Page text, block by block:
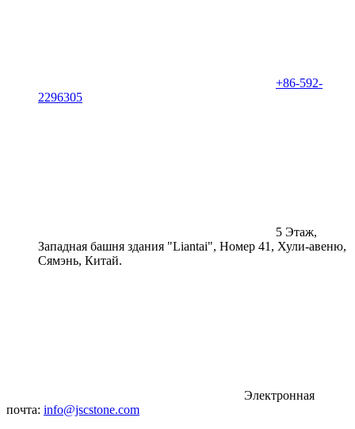
+86-592-
2296305
5 Этаж,
Западная башня здания "Liantai", Номер 41, Хули-авеню,
Сямэнь, Китай.
Электронная
почта: info@jscstone.com